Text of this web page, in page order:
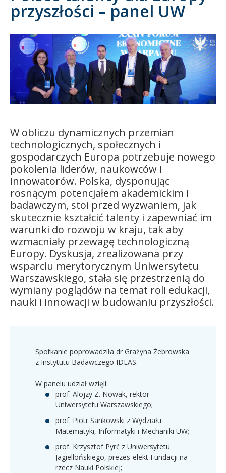
Kandydat
Absolwent
przyszłości – panel UW
W obliczu dynamicznych przemian
technologicznych, społecznych i
gospodarczych Europa potrzebuje nowego
pokolenia liderów, naukowców i
innowatorów. Polska, dysponując
rosnącym potencjałem akademickim i
badawczym, stoi przed wyzwaniem, jak
skutecznie kształcić talenty i zapewniać im
warunki do rozwoju w kraju, tak aby
wzmacniały przewagę technologiczną
Europy. Dyskusja, zrealizowana przy
wsparciu merytorycznym Uniwersytetu
Warszawskiego, stała się przestrzenią do
wymiany poglądów na temat roli edukacji,
nauki i innowacji w budowaniu przyszłości.
Spotkanie poprowadziła dr Grażyna Żebrowska
z Instytutu Badawczego IDEAS.
W panelu udział wzięli:
prof. Alojzy Z. Nowak, rektor
Uniwersytetu Warszawskiego;
prof. Piotr Sankowski z Wydziału
Matematyki, Informatyki i Mechaniki UW;
prof. Krzysztof Pyrć z Uniwersytetu
Jagiellońskiego, prezes-elekt Fundacji na
rzecz Nauki Polskiej;